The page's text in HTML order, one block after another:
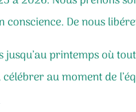
conscience. De nous
jusqu’au printemps où
au moment de